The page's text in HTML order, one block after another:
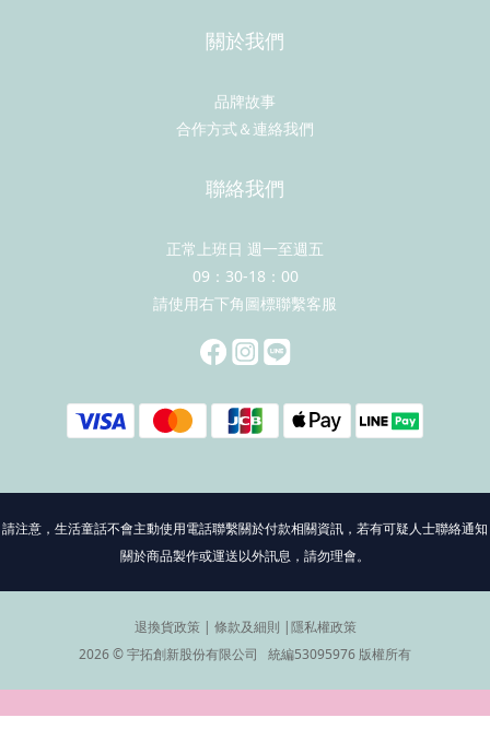
關於我們
品牌故事
合作方式＆連絡我們
聯絡我們
正常上班日 週一至週五
09：30-18：00
請使用右下角圖標聯繫客服
請注意，生活童話不會主動使用電話聯繫關於付款相關資訊，若有可疑人士聯絡通知
關於商品製作或運送以外訊息，請勿理會。
退換貨政策| 條款及細則 |隱私權政策
2026 © 宇拓創新股份有限公司 統編53095976 版權所有